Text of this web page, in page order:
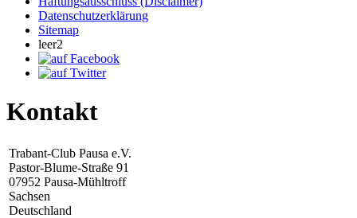
Datenschutzerklärung
Sitemap
leer2
Kontakt
Trabant-Club Pausa e.V.
Pastor-Blume-Straße 91
07952 Pausa-Mühltroff
Sachsen
Deutschland